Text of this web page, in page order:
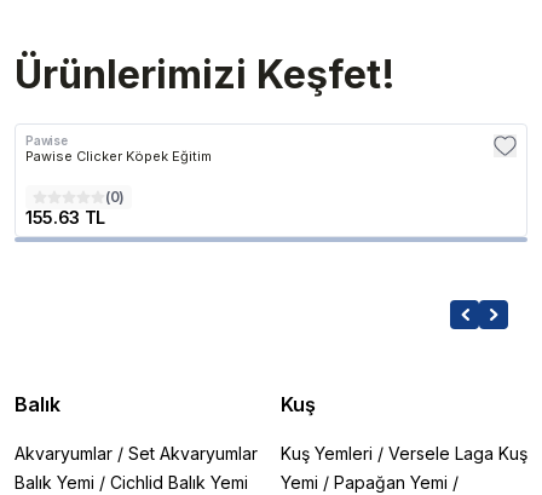
Ürünlerimizi Keşfet!
Pawise
Pawise Clicker Köpek Eğitim
(0)
155.63 TL
Balık
Akvaryumlar / Set Akvaryumlar
Balık Yemi / Cichlid Balık Yemi
Kuş
Kuş Yemleri / Versele Laga Kuş
Yemi / Papağan Yemi /